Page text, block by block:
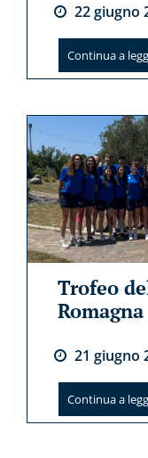
22giugno
Continua a
Trofeo
21 giugno
Continua a